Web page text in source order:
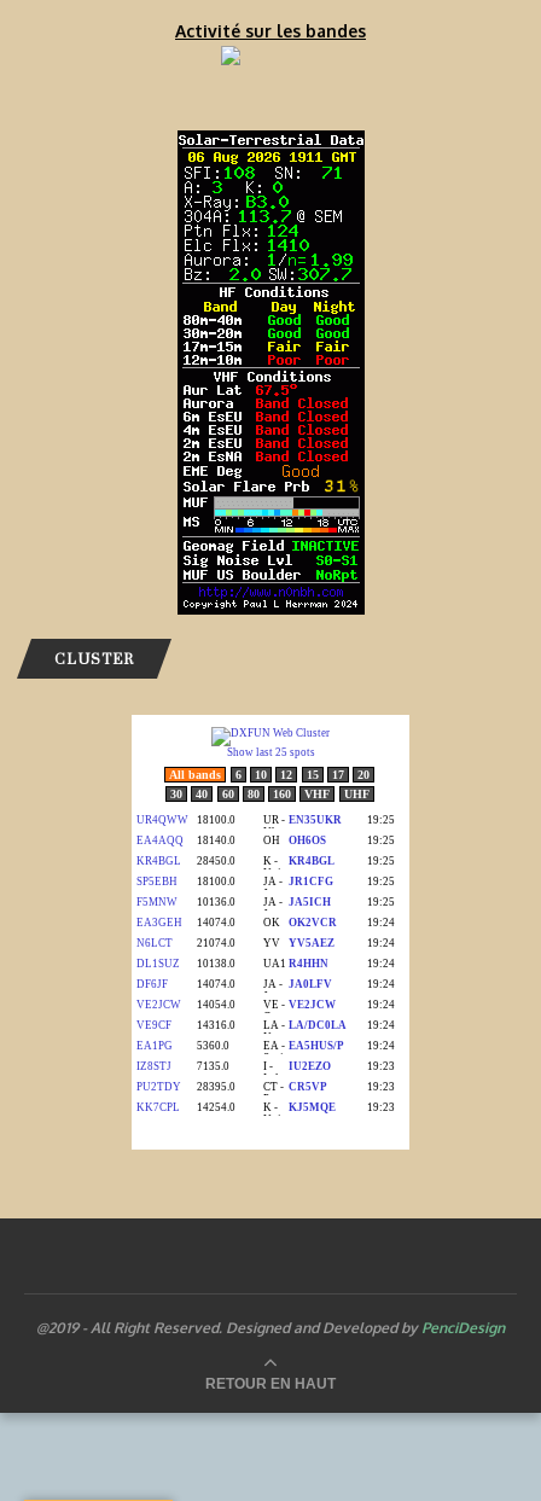
Activité sur les bandes
CLUSTER
@2019 - All Right Reserved. Designed and Developed by PenciDesign
RETOUR EN HAUT